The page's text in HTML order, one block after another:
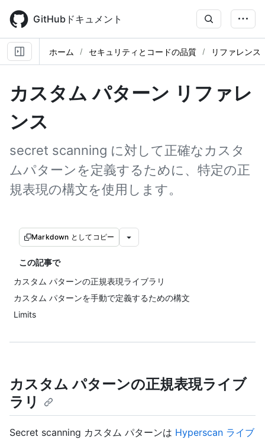
main
content
GitHubドキュメント
ホーム セキュリティとコードの品質 リファレンス
カスタム パターン リファレ
ンス
secret scanning に対して正確なカスタ
ムパターンを定義するために、特定の正
規表現の構文を使用します。
Markdown としてコピー
この記事で
カスタム パターンの正規表現ライブラリ
カスタム パターンを手動で定義するための構文
Limits
カスタム パターンの正規表現ライブ
ラリ
Secret scanning カスタム パターンは Hyperscan ライブ